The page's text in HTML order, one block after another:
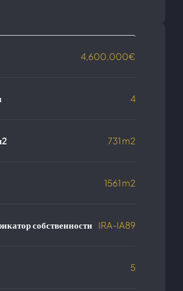
4,600,000€
4
731 m2
1561 m2
собственности IRA-IA89
5